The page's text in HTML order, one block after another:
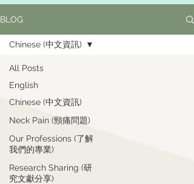
BLOG
All Posts
English
Chinese (中文資訊)
Neck Pain (頸痛問題)
Our Professions (了解
我們的專業)
Research Sharing (研
究文獻分享)
Chinese (中文資訊)